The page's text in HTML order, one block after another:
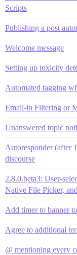
Scripts
Publishing a post
Welcome message
Setting up toxicity
Automated tagging
Email-in Filtering or
Unanswered topic
Autoresponder (after
discourse
2.8.0.beta3: User-
Native File Picker,
Add timer to banner
Agree to additional
@ mentioning every